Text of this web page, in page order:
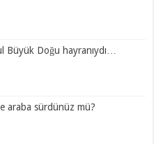
Büyük Doğu hayranıydı…
araba sürdünüz mü?